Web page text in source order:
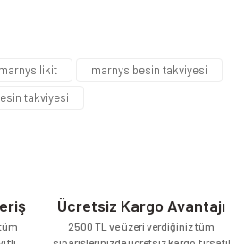
marnys likit
marnys besin takviyesi
takviyesi
Ücretsiz Kargo Avantajı
2500 TL ve üzeri verdiğiniz tüm